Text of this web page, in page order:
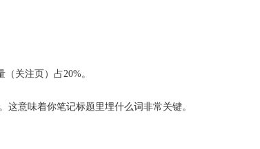
关注页）占20%。
意味着你笔记标题里埋什么词非常关键。